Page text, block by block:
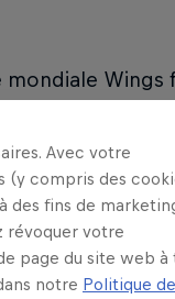
peuvent être
Avec votre
(y compris des
des fins de
révoquer votre
page du site web à
notre Politique de